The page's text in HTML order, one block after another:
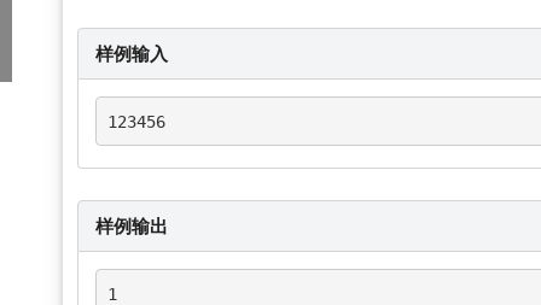
样例输入
123456
样例输出
1